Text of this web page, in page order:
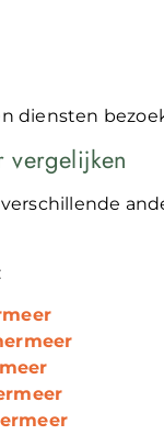
diensten
vergelijken